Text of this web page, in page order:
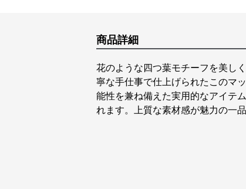
商品詳細
花のような四つ葉モチーフを美し
寧な手仕事で仕上げられたこのマ
能性を兼ね備えた実用的なアイテ
れます。上質な素材感が魅力の一品